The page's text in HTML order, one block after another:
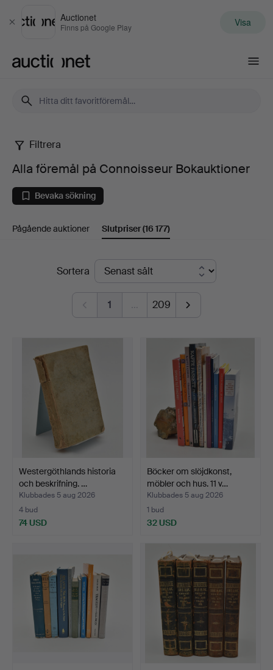
Stäng
Auctionet
Finns på Google Play Visa
Alla
föremål
på
Connoisseur
Bokauktioner
Filtrera
Alla föremål på Connoisseur Bokauktioner
Bevaka sökning
Pågående auktioner Slutpriser(16 177)
SlutpriserSortera
1 … 209
Westergöthlands historia
och beskrifning. …
Klubbades 5 aug 2026
4 bud
74 USD
Böcker om slöjdkonst,
möbler och hus. 11 v…
Klubbades 5 aug 2026
1 bud
32 USD